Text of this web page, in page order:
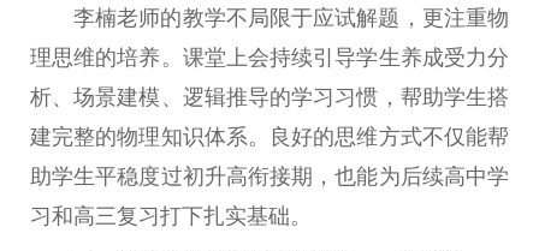
李楠老师的教学不局限于应试解题，更注重物
理思维的培养。课堂上会持续引导学生养成受力分
析、场景建模、逻辑推导的学习习惯，帮助学生搭
建完整的物理知识体系。良好的思维方式不仅能帮
助学生平稳度过初升高衔接期，也能为后续高中学
习和高三复习打下扎实基础。